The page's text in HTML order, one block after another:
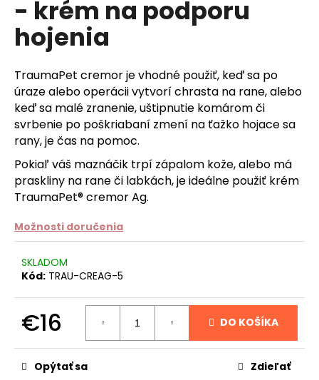
- krém na podporu
hojenia
TraumaPet cremor je vhodné použiť, keď sa po
úraze alebo operácii vytvorí chrasta na rane, alebo
keď sa malé zranenie, uštipnutie komárom či
svrbenie po poškriabaní zmení na ťažko hojace sa
rany, je čas na pomoc.
Pokiaľ váš maznáčik trpí zápalom kože, alebo má
praskliny na rane či labkách, je ideálne použiť krém
TraumaPet® cremor Ag.
Možnosti doručenia
SKLADOM
Kód: TRAU-CREAG-5
€16
cena:
DO KOŠÍKA
Opýtať sa Zdieľať
á
ť
?
HĽADAŤ
O
d
p
o
č
m
e